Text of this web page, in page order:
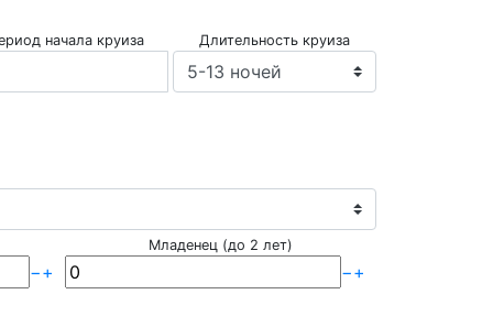
начала круиза Длительность круиза
−+
Младенец (до 2 лет)
−+